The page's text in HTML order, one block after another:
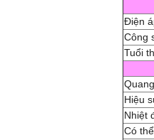
Điện
Công
Tuổi
Hiệu
Nhiệt
Có